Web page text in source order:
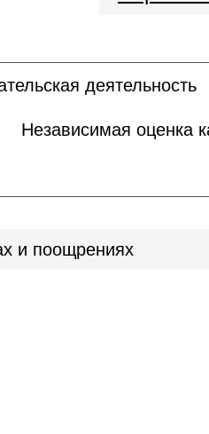
деятельность
Независимая оценка
и поощрениях